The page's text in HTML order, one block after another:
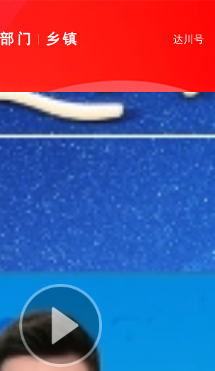
部门 乡镇 达川号
Play
Video